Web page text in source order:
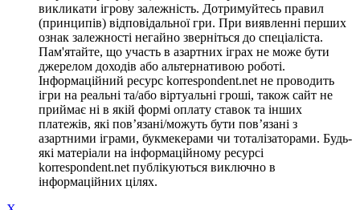
викликати ігрову залежність. Дотримуйтесь правил
(принципів) відповідальної гри. При виявленні перших
ознак залежності негайно зверніться до спеціаліста.
Пам'ятайте, що участь в азартних іграх не може бути
джерелом доходів або альтернативою роботі.
Інформаційний ресурс korrespondent.net не проводить
ігри на реальні та/або віртуальні гроші, також сайт не
приймає ні в якій формі оплату ставок та інших
платежів, які пов’язані/можуть бути пов’язані з
азартними іграми, букмекерами чи тоталізаторами. Будь-
які матеріали на інформаційному ресурсі
korrespondent.net публікуються виключно в
інформаційних цілях.